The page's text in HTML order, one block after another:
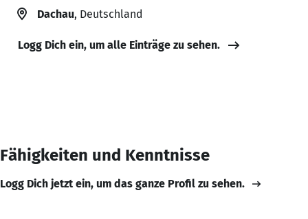
Dachau, Deutschland
Logg Dich ein, um alle Einträge zu sehen.
Fähigkeiten und Kenntnisse
Logg Dich jetzt ein, um das ganze Profil zu sehen.